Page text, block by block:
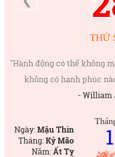
THỨ
"Hành động có thể không
không có hạnh phúc
- William
Ngày:Mậu Thìn
Tháng:Kỷ Mão
Năm:Ất Tỵ
1